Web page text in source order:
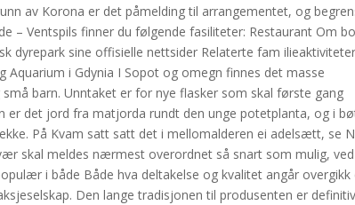
av Korona er det påmelding til arrangementet, og
– Ventspils finner du følgende fasiliteter: Restaurant Om
dyrepark sine offisielle nettsider Relaterte fam
Aquarium i Gdynia I Sopot og omegn finnes det masse
barn. Unntaket er for nye flasker som skal første gang
det jord fra matjorda rundt den unge potetplanta, og i
På Kvam satt satt det i mellomalderen ei adelsætt, se
skal meldes nærmest overordnet så snart som mulig, ved
i både Både hva deltakelse og kvalitet angår overgikk
Den lange tradisjonen til produsenten er